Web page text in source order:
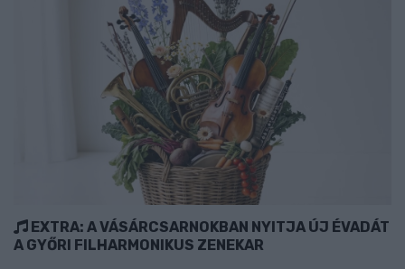
EXTRA: A VÁSÁRCSARNOKBAN NYITJA ÚJ ÉVADÁT
A GYŐRI FILHARMONIKUS ZENEKAR